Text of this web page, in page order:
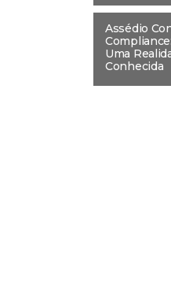
Assédio
Uma
Conhecida